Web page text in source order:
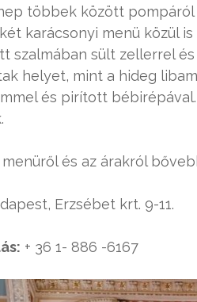
többek között pompáról
karácsonyi menü közül
szalmában sült zellerrel
helyet, mint a hideg
és pirított
és az árakról
Erzsébet krt. 9-11.
+ 36 1- 886 -6167